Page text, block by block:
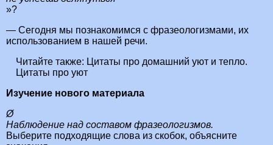
»?
— Сегодня мы познакомимся с фразеологизмами, их
использованием в нашей речи.
Читайте также: Цитаты про домашний уют и тепло.
Цитаты про уют
Изучение нового материала
Ø
Наблюдение над составом фразеологизмов.
Выберите подходящие слова из скобок, объясните